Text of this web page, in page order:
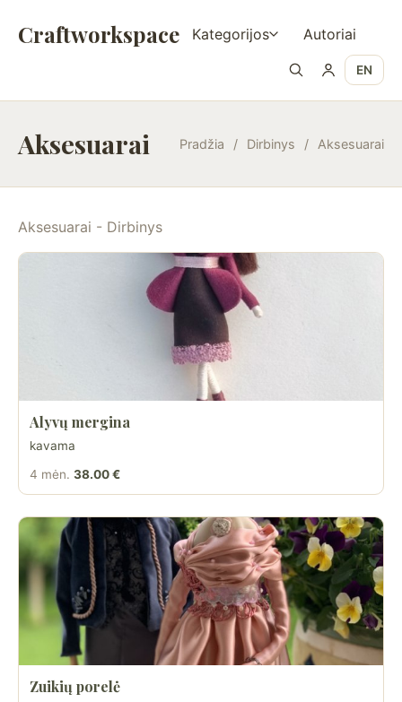
Craftworkspace Kategorijos Autoriai
EN
Aksesuarai Pradžia / Dirbinys / Aksesuarai
Aksesuarai - Dirbinys
Alyvų mergina
kavama
4 mėn. 38.00 €
Zuikių porelė